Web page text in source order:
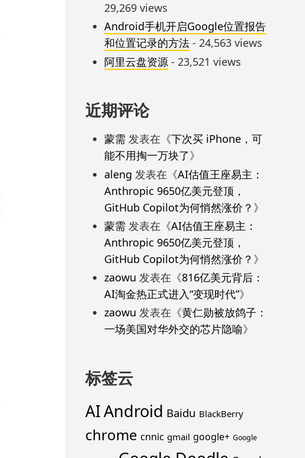
29,269 views
Android手机开启Google位置报告
和位置记录的方法- 24,563 views
阿里云盘资源- 23,521 views
近期评论
蒙需发表在《下次买 iPhone，可
能不用掏一万块了》
aleng 发表在《AI估值王座易主：
Anthropic 9650亿美元登顶，
GitHub Copilot为何悄然涨价？ 》
蒙需发表在《AI估值王座易主：
Anthropic 9650亿美元登顶，
GitHub Copilot为何悄然涨价？ 》
zaowu 发表在《816亿美元背后：
AI淘金热正式进入“变现时代”》
zaowu 发表在《黄仁勋被放鸽子：
一场美国对华外交的芯片隐喻》
标签云
AIAndroid Baidu BlackBerry
chrome cnnic gmail google+ Google